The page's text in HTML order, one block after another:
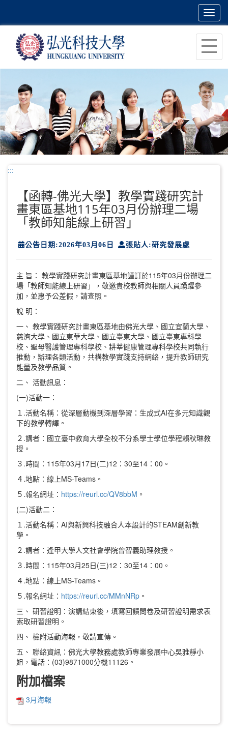
主
容
區
塊
:::
【函轉-佛光大學】教學實踐研究計
畫東區基地115年03月份辦理二場
「教師知能線上研習」
公告日期:2026年03月06日 張貼人:研究發展處
主 旨： 教學實踐研究計畫東區基地謹訂於115年03月份辦理二
場「教師知能線上研習」，敬邀貴校教師與相關人員踴躍參
加，並惠予公差假，請查照。
說 明：
一、 教學實踐研究計畫東區基地由佛光大學、國立宜蘭大學、
慈濟大學、國立東華大學、國立臺東大學、國立臺東專科學
校、聖母醫護管理專科學校、耕莘健康管理專科學校共同執行
推動，辦理各類活動，共構教學實踐支持網絡，提升教師研究
能量及教學品質。
二、 活動訊息：
(一)活動一：
１.活動名稱：從深層動機到深層學習：生成式AI在多元知識觀
下的教學轉譯。
２.講者：國立臺中教育大學全校不分系學士學位學程賴秋琳教
授。
３.時間：115年03月17日(二)12：30至14：00。
４.地點：線上MS-Teams。
５.報名網址： https://reurl.cc/QV8bbM 。
(二)活動二：
１.活動名稱：AI與新興科技融合人本設計的STEAM創新教
學。
２.講者：逢甲大學人文社會學院曾智義助理教授。
３.時間：115年03月25日(三)12：30至14：00。
４.地點：線上MS-Teams。
５.報名網址： https://reurl.cc/MMnNRp。
三、 研習證明：演講結束後，填寫回饋問卷及研習證明需求表
索取研習證明。
四、 檢附活動海報，敬請宣傳。
五、 聯絡資訊：佛光大學教務處教師專業發展中心吳雅靜小
姐，電話：(03)9871000分機11126。
附加檔案
3月海報